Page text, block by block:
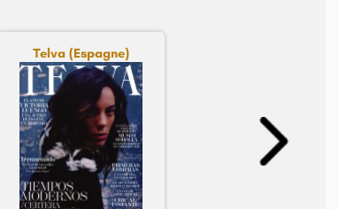
Telva (Espagne)